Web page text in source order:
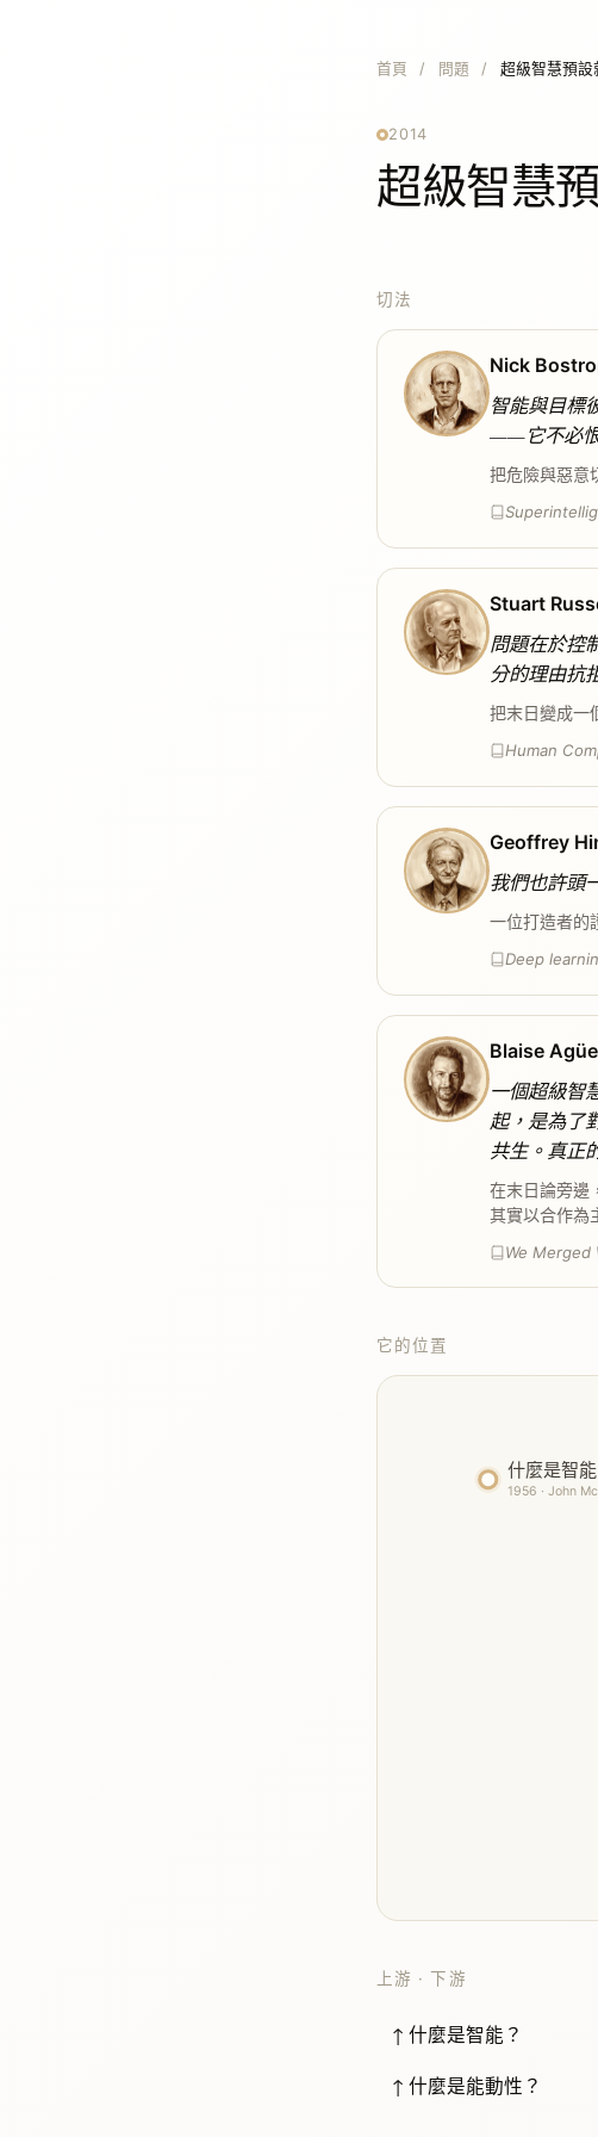
首頁 / 問題 / 超級智慧預設
2014
超級智慧
切法
Nick
智能與目標
——它不必恨
把危險與惡意
Stuart
問題在於控
分的理由抗
把末日變成
Human
Geoffrey
我們也許頭
一位打造者的
Deep
Blaise
一個超級智
起，是為了
共生。真正
在末日論旁邊
其實以合作為
We Merged
它的位置
什麼是智能
1956 · John
上游 · 下游
↑ 什麼是智能？
↑ 什麼是能動性？